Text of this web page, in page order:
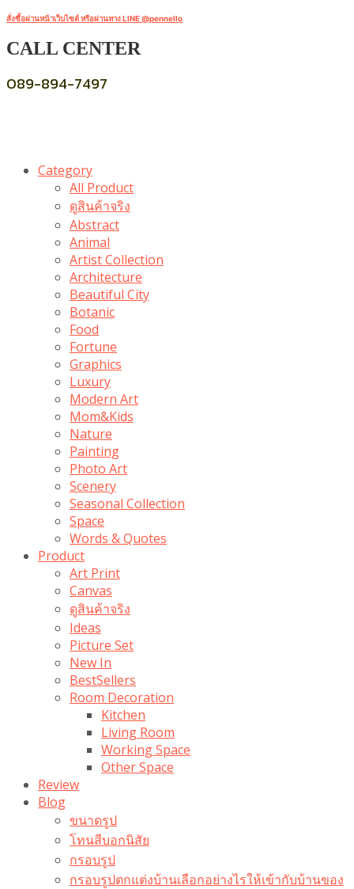
สั่งซื้อผ่านหน้าเว็บไซต์ หรือผ่านทาง LINE @pennello
CALL CENTER
089-894-7497
Category
All Product
ดูสินค้าจริง
Abstract
Animal
Artist Collection
Architecture
Beautiful City
Botanic
Food
Fortune
Graphics
Luxury
Modern Art
Mom&Kids
Nature
Painting
Photo Art
Scenery
Seasonal Collection
Space
Words & Quotes
Product
Art Print
Canvas
ดูสินค้าจริง
Ideas
Picture Set
New In
BestSellers
Room Decoration
Kitchen
Living Room
Working Space
Other Space
Review
Blog
ขนาดรูป
โทนสีบอกนิสัย
กรอบรูป
กรอบรูปตกแต่งบ้านเลือกอย่างไรให้เข้ากับบ้านของ